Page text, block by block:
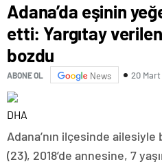
Adana’da eşinin
etti: Yargıtay
bozdu
ABONE OL News 20
DHA
Adana’nın ilçesinde
(23), 2018’de annesine, 7